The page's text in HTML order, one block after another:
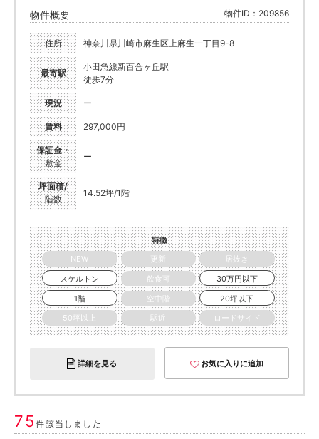
物件概要 物件ID：209856
住所 神奈川県川崎市麻生区上麻生一丁目9-8
最寄駅
小田急線新百合ヶ丘駅
徒歩7分
現況 ー
賃料 297,000円
保証金・
敷金
ー
坪面積/
階数
14.52坪/1階
特徴
NEW
更新
居抜き
スケルトン
飲食可
30万円以下
1階
空中階
20坪以下
50坪以上
駅近 ロードサイド
詳細を見る お気に入りに追加
75件該当しました